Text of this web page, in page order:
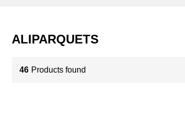
ALIPARQUETS
46 Products found